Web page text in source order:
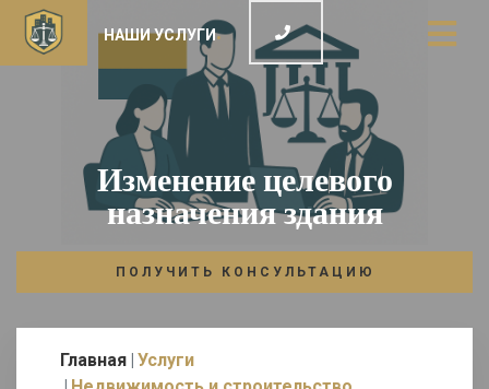
НАШИ УСЛУГИ
Изменение целевого
назначения здания
ПОЛУЧИТЬ КОНСУЛЬТАЦИЮ
Главная Услуги